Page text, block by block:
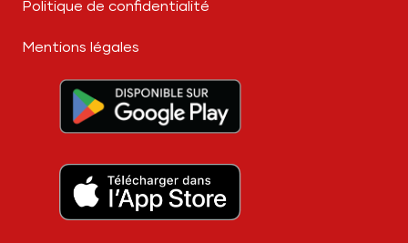
Politique de confidentialité
Mentions légales